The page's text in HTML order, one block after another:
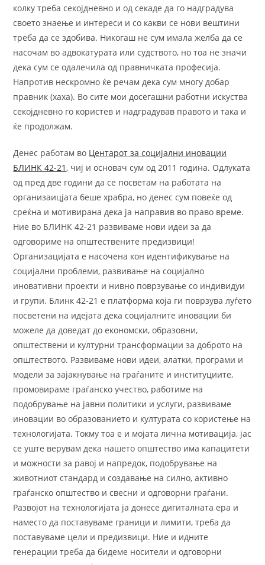
колку треба секојдневно и од секаде да го надградува
своето знаење и интереси и со какви се нови вештини
треба да се здобива. Никогаш не сум имала желба да се
насочам во адвокатурата или судството, но тоа не значи
дека сум се одалечила од правничката професија.
Напротив нескромно ќе речам дека сум многу добар
правник (хаха). Во сите мои досегашни работни искуства
секојдневно го користев и надградував правото и така и
ќе продолжам.
Денес работам во Центарот за социјални иновации
БЛИНК 42-21, чиј и основач сум од 2011 година. Одлуката
од пред две години да се посветам на работата на
организаицјата беше храбра, но денес сум повеќе од
среќна и мотивирана дека ја направив во право време.
Ние во БЛИНК 42-21 развиваме нови идеи за да
одговориме на општествените предизвици!
Организацијата е насочена кон идентификување на
социјални проблеми, развивање на социјално
иновативни проекти и нивно поврзување со индивидуи
и групи. Блинк 42-21 е платформа која ги поврзува луѓето
посветени на идејата дека социјалните иновации би
можеле да доведат до економски, образовни,
општествени и културни трансформации за доброто на
општеството. Развиваме нови идеи, алатки, програми и
модели за зајакнување на граѓаните и институциите,
промовираме граѓанско учество, работиме на
подобрување на јавни политики и услуги, развиваме
иновации во образованието и културата со користење на
технологијата. Токму тоа е и мојата лична мотивација, јас
се уште верувам дека нашето општество има капацитети
и можности за равој и напредок, подобрување на
животниот стандард и создавање на силно, активно
граѓанско општество и свесни и одговорни граѓани.
Развојот на технологијата ја донесе дигиталната ера и
наместо да поставуваме граници и лимити, треба да
поставуваме цели и предизвици. Ние и идните
генерации треба да бидеме носители и одговорни